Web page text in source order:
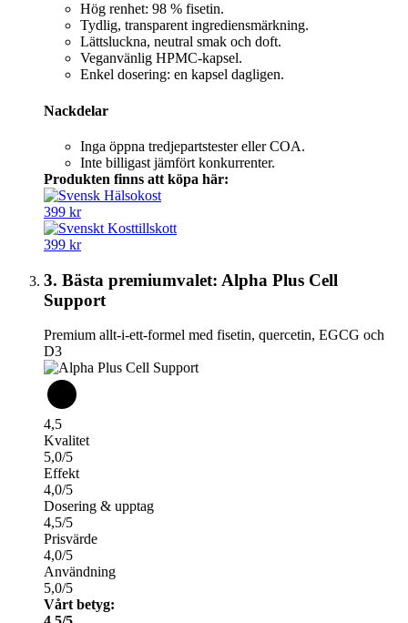
Hög renhet: 98 % fisetin.
Tydlig, transparent ingrediensmärkning.
Lättsluckna, neutral smak och doft.
Veganvänlig HPMC-kapsel.
Enkel dosering: en kapsel dagligen.
Nackdelar
Inga öppna tredjepartstester eller COA.
Inte billigast jämfört konkurrenter.
Produkten finns att köpa här:
399 kr
399 kr
3. Bästa premiumvalet: Alpha Plus Cell
Support
Premium allt-i-ett-formel med fisetin, quercetin, EGCG och
D3
4,5
Kvalitet
5,0/5
Effekt
4,0/5
Dosering & upptag
4,5/5
Prisvärde
4,0/5
Användning
5,0/5
Vårt betyg: